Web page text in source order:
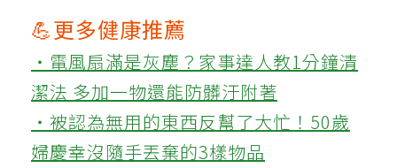
💪更多健康推薦
‧電風扇滿是灰塵？家事達人教1分鐘清
潔法 多加一物還能防髒汙附著
‧被認為無用的東西反幫了大忙！50歲
婦慶幸沒隨手丟棄的3樣物品